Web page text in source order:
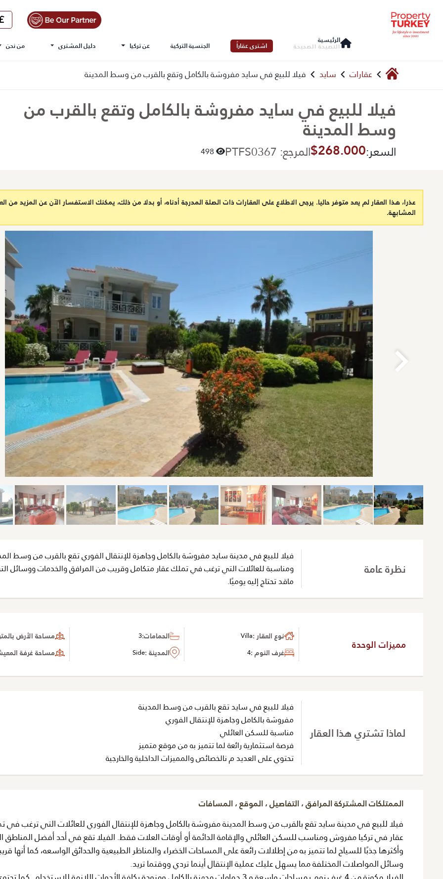
الرئيسية
النصيحة الصحيحة اشترى عقاراً الجنسية التركية عن تركيا دليل المشترى من نحن
عقارات سايد فيلا للبيع في سايد مفروشة بالكامل وتقع بالقرب من وسط المدينة
فيلا للبيع في سايد مفروشة بالكامل وتقع بالقرب من
وسط المدينة
السعر:$268.000المرجع: PTFS0367
عذرا، هذا العقار لم يعد متوفر حاليا. يرجى الاطلاع على العقارات ذات الصلة المدرجة أدناه، أو بدلا من ذلك، يمكنك الاستفسار الآن عن المزيد من
المشابهة.
نظرة عامة
فيلا للبيع في مدينة سايد مفروشة بالكامل وجاهزة للإنتقال الفوري تقع بالقرب من وسط
ومناسبة للعائلات التي ترغب في تملك عقار متكامل وقريب من المرافق والخدمات ووسائل
ماقد تحتاج إليه يوميًا.
مميزات الوحدة
نوع العقار :Villa
غرف النوم :4
الحمامات:3
المدينة :Side
مساحة الأرض
مساحة غرفة
لماذا تشتري هذا العقار
فيلا للبيع في سايد تقع بالقرب من وسط المدينة
مفروشة بالكامل وجاهزة للإنتقال الفوري
مناسبة للسكن العائلي
فرصة استثمارية رائعة لما تتميز به من موقع متميز
تحتوي على العديد م نالخصائص والمميزات الداخلية والخارجية
الممتلكات المشتركة المرافق ، التفاصيل ، الموقع ، المسافات
فيلا للبيع في مدينة سايد تقع بالقرب من وسط المدينة مفروشة بالكامل وجاهزة للإنتقال الفوري للعائلات التي ترغب في
عقار في تركيا مفروش ومناسب للسكن العائلي والإقامة الدائمة أو أوقات العلات فقط. الفيلا تقع في أحد أفضل المناطق
وأكثرها جذبًا للسياح لما تتميز به من إطلالات رائعة على المساحات الخضراء والمناظر الطبيعية والحدائق الواسعه، كما أنها
وسائل المواصلات المختلفة مما يسهل عليك عملية الإنتقال أينما تردي ووقتما تريد.